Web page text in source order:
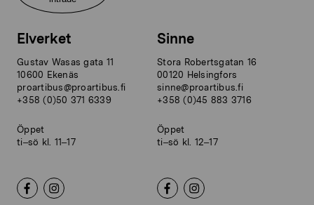
Elverket
Gustav Wasas gata 11
10600 Ekenäs
proartibus@proartibus.fi
+358 (0)50 371 6339
Öppet
ti–sö kl. 11–17
Sinne
Stora Robertsgatan 16
00120 Helsingfors
sinne@proartibus.fi
+358 (0)45 883 3716
Öppet
ti–sö kl. 12–17